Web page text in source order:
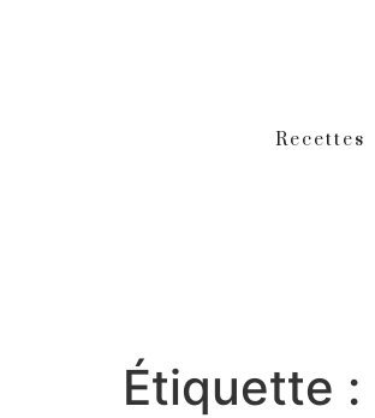
Recettes
Étiquette :